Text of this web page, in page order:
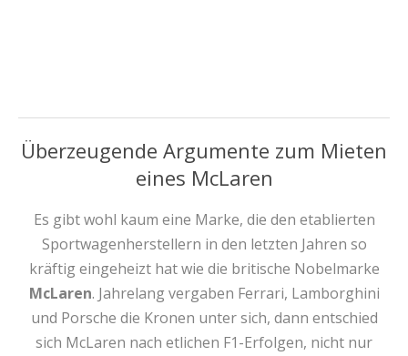
Überzeugende Argumente zum Mieten
eines McLaren
Es gibt wohl kaum eine Marke, die den etablierten
Sportwagenherstellern in den letzten Jahren so
kräftig eingeheizt hat wie die britische Nobelmarke
McLaren. Jahrelang vergaben Ferrari, Lamborghini
und Porsche die Kronen unter sich, dann entschied
sich McLaren nach etlichen F1-Erfolgen, nicht nur